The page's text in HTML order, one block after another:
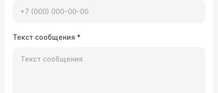
Текст сообщения *